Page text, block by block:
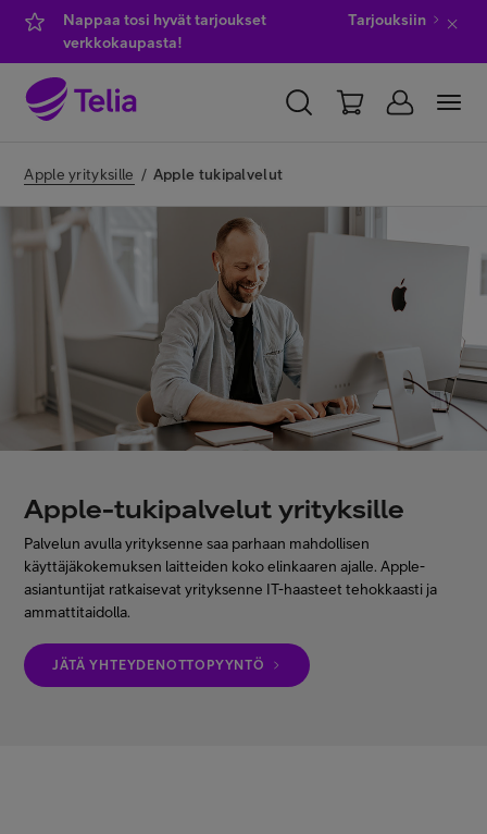
Nappaa tosi hyvät tarjoukset
verkkokaupasta!
Tarjouksiin
TELIA FINLAND
Kauppa
Asiakastuki
Minun Telia Yrityksille
Inspiroidu
EN SV
Apple yrityksille / Apple tukipalvelut
Apple-tukipalvelut yrityksille
Palvelun avulla yrityksenne saa parhaan mahdollisen
käyttäjäkokemuksen laitteiden koko elinkaaren ajalle. Apple-
asiantuntijat ratkaisevat yrityksenne IT-haasteet tehokkaasti ja
ammattitaidolla.
JÄTÄ YHTEYDENOTTOPYYNTÖ